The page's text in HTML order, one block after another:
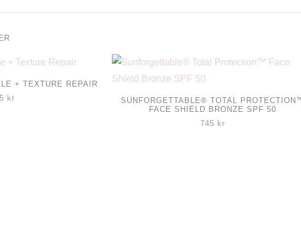
+ TEXTURE REPAIR
kr
SUNFORGETTABLE® TOTAL
FACE SHIELD BRONZE SPF 50
745 kr